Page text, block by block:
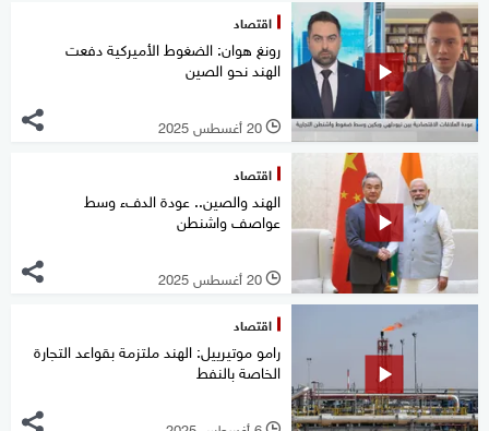
اقتصاد
رونغ هوان: الضغوط الأميركية دفعت
الهند نحو الصين
l 20 أغسطس 2025
اقتصاد
الهند والصين.. عودة الدفء وسط
عواصف واشنطن
l 20 أغسطس 2025
اقتصاد
رامو موتيرييل: الهند ملتزمة بقواعد التجارة
الخاصة بالنفط